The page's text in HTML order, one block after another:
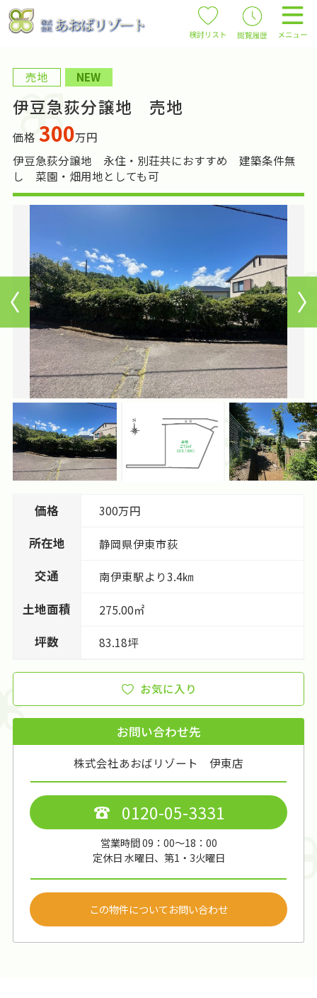
売地 NEW
伊豆急荻分譲地 売地
価格 300万円
伊豆急荻分譲地 永住・別荘共におすすめ 建築条件無
し 菜園・畑用地としても可
価格 300万円
所在地 静岡県伊東市荻
交通 南伊東駅より3.4㎞
土地面積 275.00㎡
坪数 83.18坪
お気に入り
お問い合わせ先
株式会社あおばリゾート 伊東店
0120-05-3331
営業時間 09：00～18：00
定休日 水曜日、第1・3火曜日
この物件についてお問い合わせ